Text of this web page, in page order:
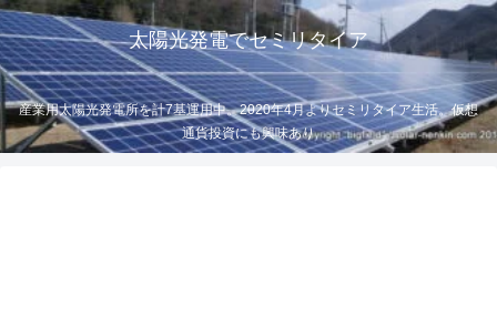
太陽光発電でセミリタイア
産業用太陽光発電所を計7基運用中。2020年4月よりセミリタイア生活。仮想
通貨投資にも興味あり